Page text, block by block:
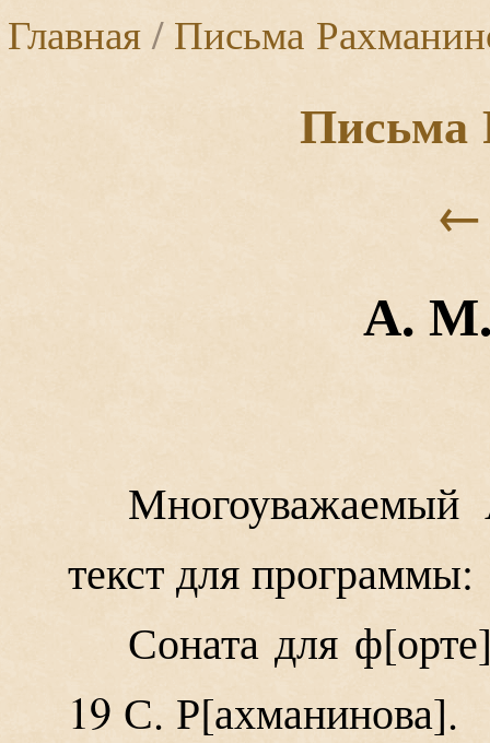
Главная/Письма
Письма
←
А.
Многоуважаемый
текст для программы:
Соната для ф орте
19 С. Р ахманинова .